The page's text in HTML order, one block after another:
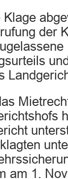
der
am 1.